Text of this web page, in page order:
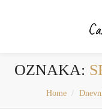
OZNAKA:
Home